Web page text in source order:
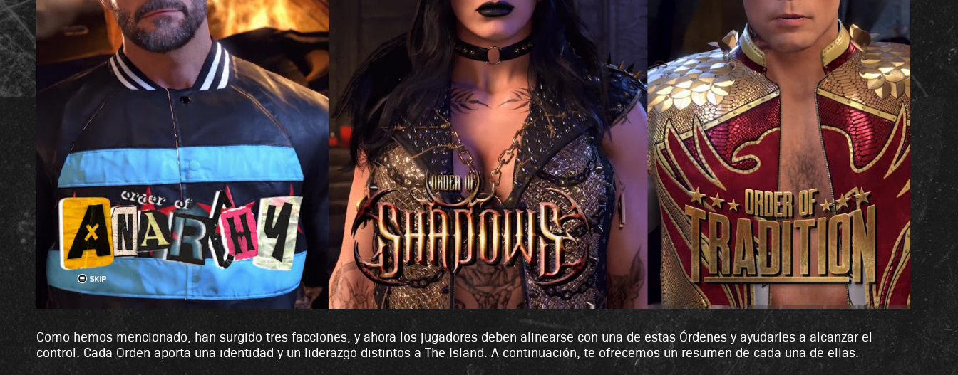
polít
ica
priv
acid
ad
Tub
ey
la
trans
feren
cia
de
dato
s a
los
servi
Goo
gle.
Como hemos mencionado, han surgido tres facciones, y ahora los jugadores deben alinearse con una de estas Órdenes y ayudarles a alcanzar el
control. Cada Orden aporta una identidad y un liderazgo distintos a The Island. A continuación, te ofrecemos un resumen de cada una de ellas: